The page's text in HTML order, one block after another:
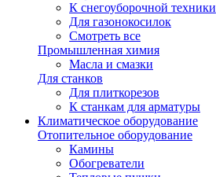
К снегоуборочной техники
Для газонокосилок
Смотреть все
Промышленная химия
Масла и смазки
Для станков
Для плиткорезов
К станкам для арматуры
Климатическое оборудование
Отопительное оборудование
Камины
Обогреватели